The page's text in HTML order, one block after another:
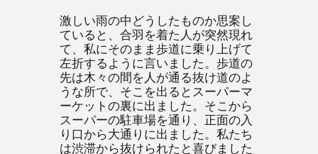
激しい雨の中どうしたものか思案し
ていると、合羽を着た人が突然現れ
て、私にそのまま歩道に乗り上げて
左折するように言いました。歩道の
先は木々の間を人が通る抜け道のよ
うな所で、そこを出るとスーパーマ
ーケットの裏に出ました。そこから
スーパーの駐車場を通り、正面の入
り口から大通りに出ました。私たち
は渋滞から抜けられたと喜びました